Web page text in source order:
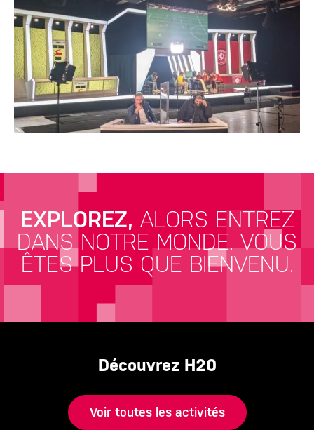
EXPLOREZ, ALORS ENTREZ
DANS NOTRE MONDE.VOUS
ÊTES PLUS QUE BIENVENU.
Découvrez H20
Voir toutes les activités